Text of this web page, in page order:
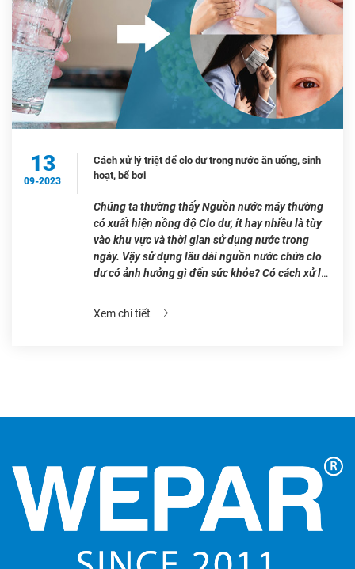
13
09-2023
Cách xử lý triệt để clo dư trong nước ăn uống, sinh
hoạt, bể bơi
Chúng ta thường thấy Nguồn nước máy thường
có xuất hiện nồng độ Clo dư, ít hay nhiều là tùy
vào khu vực và thời gian sử dụng nước trong
ngày. Vậy sử dụng lâu dài nguồn nước chứa clo
dư có ảnh hưởng gì đến sức khỏe? Có cách xử lý
Xem chi tiết